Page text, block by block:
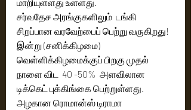
சர்வதேச அரங்குகளிலும்  டங்கி
சிறப்பான வரவேற்பைப் பெற்று வருகிறது!
இன்று (சனிக்கிழமை)
வெள்ளிக்கிழமைக்குப் பிறகு முதல்
நாளை விட  40 -50%  அளவிலான
டிக்கெட் புக்கிங்கை பெற்றுள்ளது.
அழகான ரொமான்ஸ் டிராமா